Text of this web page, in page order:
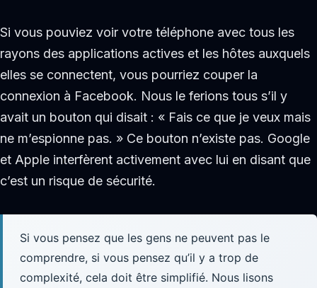
Si vous pouviez voir votre téléphone avec tous les
rayons des applications actives et les hôtes auxquels
elles se connectent, vous pourriez couper la
connexion à Facebook. Nous le ferions tous s’il y
avait un bouton qui disait : « Fais ce que je veux mais
ne m’espionne pas. » Ce bouton n’existe pas. Google
et Apple interfèrent activement avec lui en disant que
c’est un risque de sécurité.
Si vous pensez que les gens ne peuvent pas le
comprendre, si vous pensez qu’il y a trop de
complexité, cela doit être simplifié. Nous lisons